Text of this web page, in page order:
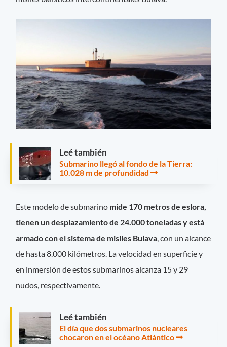
Leé también
Submarino llegó al fondo de la Tierra:
10.028 m de profundidad
Este modelo de submarino mide 170 metros de eslora,
tienen un desplazamiento de 24.000 toneladas y está
armado con el sistema de misiles Bulava, con un alcance
de hasta 8.000 kilómetros. La velocidad en superficie y
en inmersión de estos submarinos alcanza 15 y 29
nudos, respectivamente.
Leé también
El día que dos submarinos nucleares
chocaron en el océano Atlántico